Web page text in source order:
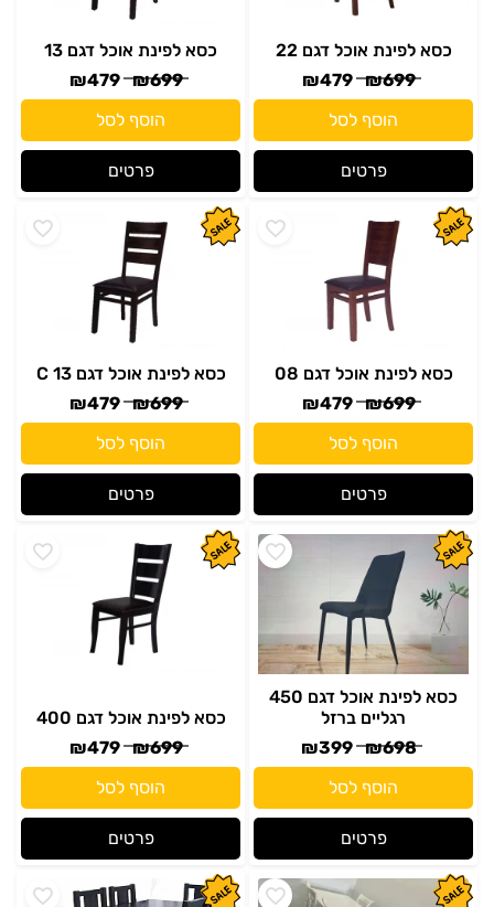
כסא לפינת אוכל דגם 22
₪699
₪479
הוסף לסל
פרטים
כסא לפינת אוכל דגם 13
₪699
₪479
הוסף לסל
פרטים
כסא לפינת אוכל דגם 08
₪699
₪479
הוסף לסל
פרטים
כסא לפינת אוכל דגם C 13
₪699
₪479
הוסף לסל
פרטים
כסא לפינת אוכל דגם 450
רגליים ברזל
₪698
₪399
הוסף לסל
פרטים
כסא לפינת אוכל דגם 400
₪699
₪479
הוסף לסל
פרטים